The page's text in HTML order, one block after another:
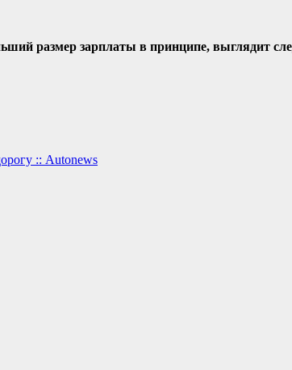
размер зарплаты в принципе, выглядит
:: Autonews